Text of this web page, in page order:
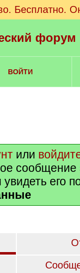
Бесплатно.
ВОЙТИ
или
сообщение
его